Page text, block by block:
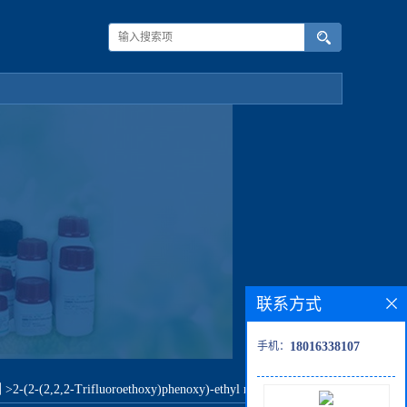
>2-(2-(2,2,2-Trifluoroethoxy)phenoxy)-ethyl methanesulfonate
联系方式
手机： 18016338107